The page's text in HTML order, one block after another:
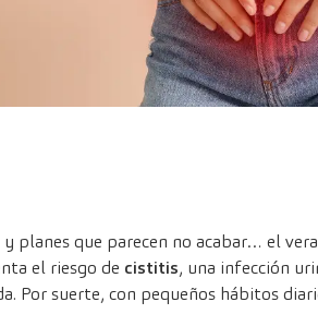
planes que parecen no acabar… el
el riesgo de cistitis, una infección
Por suerte, con pequeños hábitos